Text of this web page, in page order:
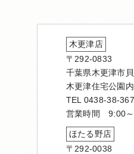
木更津店
〒292-0833
千葉県木更津市
木更津住宅公園内
TEL 0438-38-
営業時間 9:00
ほたる野店
〒292-0038